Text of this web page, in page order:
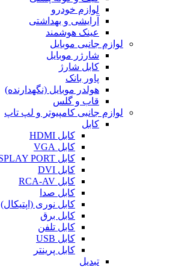
لوازم خودرو
آرایشی و بهداشتی
عینک هوشمند
لوازم جانبی موبایل
شارژر موبایل
کابل شارژ
پاور بانک
هولدر موبایل (نگهدارنده)
قاب و گلس
لوازم جانبی کامپیوتر و لپ تاپ
کابل
کابل HDMI
کابل VGA
کابل DISPLAY PORT
کابل DVI
کابل RCA-AV
کابل صدا
کابل نوری (اپتیکال)
کابل برق
کابل تلفن
کابل USB
کابل پرینتر
تبدیل